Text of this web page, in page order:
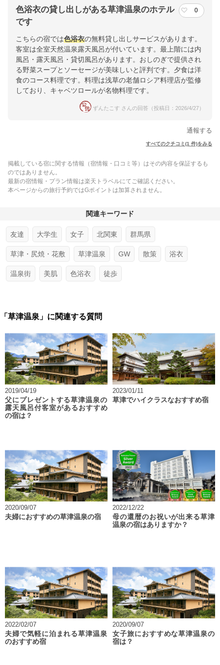
色浴衣の貸し出しがある草津温泉のホテル
です
0
こちらの宿では色浴衣の無料貸し出しサービスがあります。
客室は全室天然温泉露天風呂が付いています。最上階には内
風呂・露天風呂・貸切風呂があります。おしのぎで提供され
る野菜スープとソーセージが美味しいと評判です。夕食は洋
食のコース料理です。料理は浅草の老舗ロシア料理店が監修
しており、キャベツロールが名物料理です。
ずんたこす さんの回答（投稿日：2026/4/27）
通報する
すべてのクチコミ(1 件)をみる
掲載している宿に関する情報（宿情報・口コミ等）はその内容を保証するも
のではありません。
最新の宿情報・プラン情報は楽天トラベルにてご確認ください。
本ページからの旅行予約ではGポイントは加算されません。
関連キーワード
友達 大学生 女子 北関東 群馬県
草津・尻焼・花敷 草津温泉 GW 散策 浴衣
温泉街 美肌 色浴衣 徒歩
「草津温泉」に関連する質問
2019/04/19
父にプレゼントする草津温泉の
露天風呂付客室があるおすすめ
の宿は？
2023/01/11
草津でハイクラスなおすすめ宿
2020/09/07
夫婦におすすめの草津温泉の宿
2022/12/22
母の還暦のお祝いが出来る草津
温泉の宿はありますか？
2022/02/07
夫婦で気軽に泊まれる草津温泉
のおすすめ宿
2020/09/07
女子旅におすすめな草津温泉の
宿は？